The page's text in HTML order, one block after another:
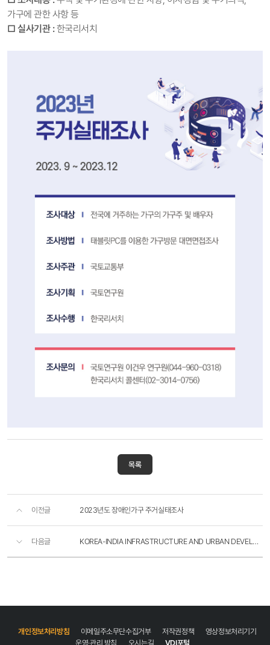
가구에 관한 사항 등
□ 실사기관:한국리서치
2023년
~
2023.
12
조사대상
:
목록
이전글 2023년도 장애인가구 주거실태조사
다음글 KOREA-INDIA INFRASTRUCTURE AND URBAN DEVELOPMENT FORUM
개인정보처리방침 이메일주소무단수집거부 저작권정책
영상정보처리기기
운영·관리 방침
오시는길 VDI포털